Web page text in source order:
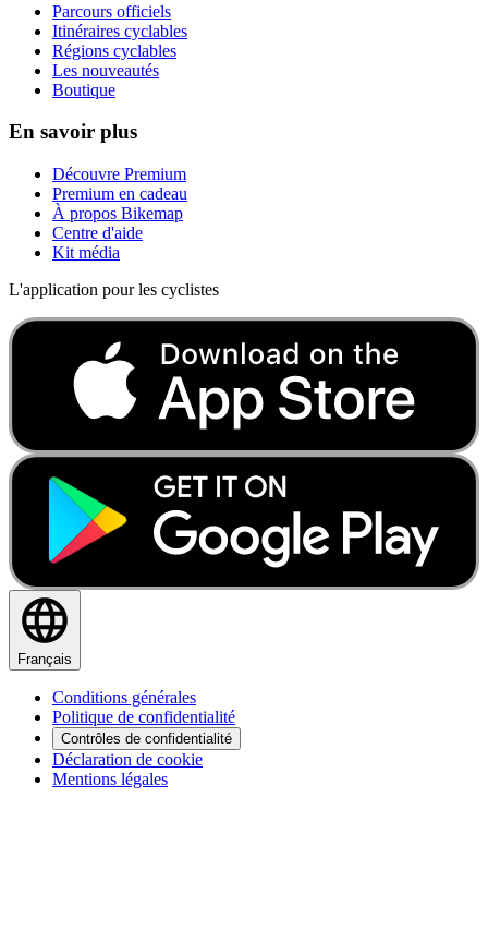
Parcours officiels
Itinéraires cyclables
Régions cyclables
Les nouveautés
Boutique
En savoir plus
Découvre Premium
Premium en cadeau
À propos Bikemap
Centre d'aide
Kit média
L'application pour les cyclistes
Français
Conditions générales
Politique de confidentialité
Contrôles de confidentialité
Déclaration de cookie
Mentions légales